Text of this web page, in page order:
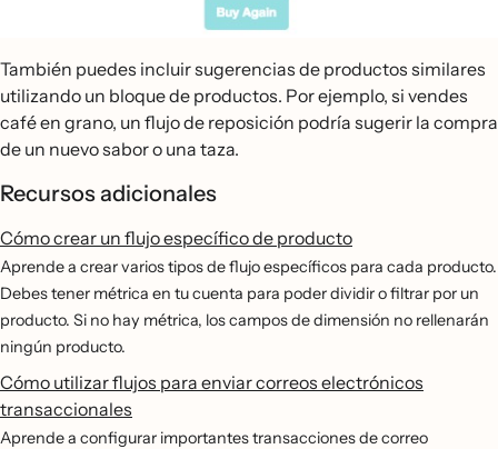
También puedes incluir sugerencias de productos similares
utilizando un bloque de productos. Por ejemplo, si vendes
café en grano, un flujo de reposición podría sugerir la compra
de un nuevo sabor o una taza.
Recursos adicionales
Cómo crear un flujo específico de producto
Aprende a crear varios tipos de flujo específicos para cada producto.
Debes tener métrica en tu cuenta para poder dividir o filtrar por un
producto. Si no hay métrica, los campos de dimensión no rellenarán
ningún producto.
Cómo utilizar flujos para enviar correos electrónicos
transaccionales
Aprende a configurar importantes transacciones de correo